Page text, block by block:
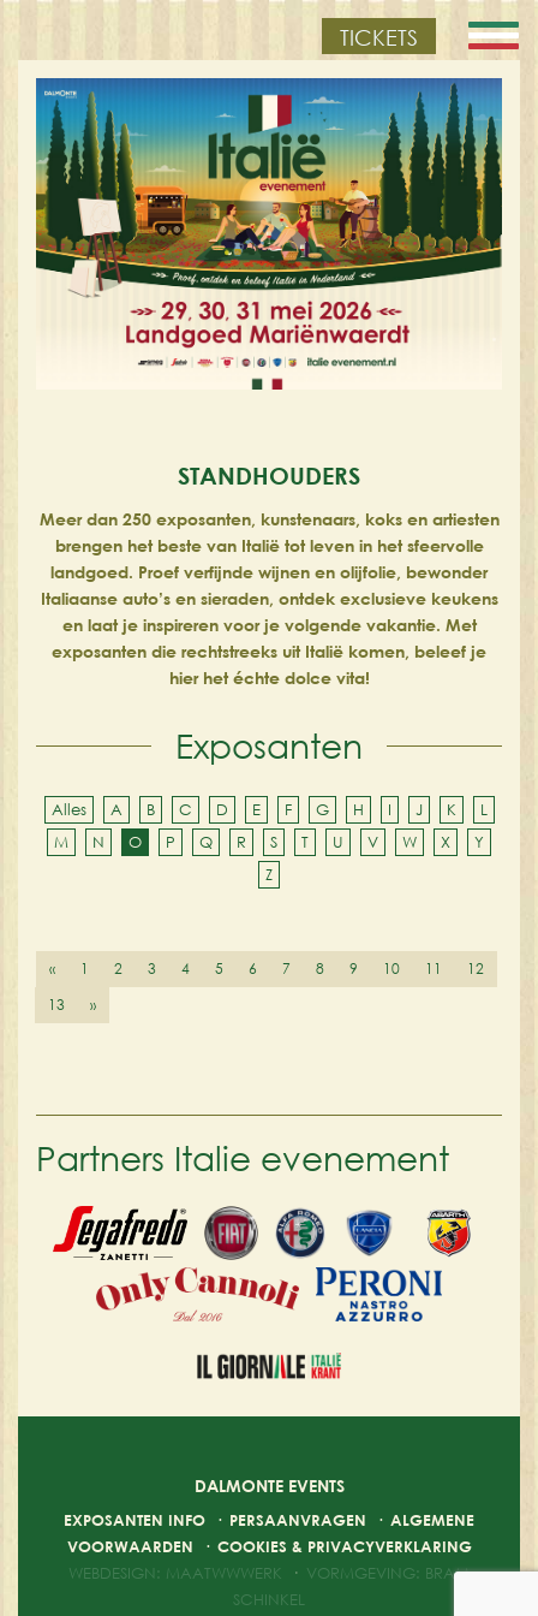
TICKETS
STANDHOUDERS
Meer dan 250 exposanten, kunstenaars, koks en artiesten
brengen het beste van Italië tot leven in het sfeervolle
landgoed. Proef verfijnde wijnen en olijfolie, bewonder
Italiaanse auto’s en sieraden, ontdek exclusieve keukens
en laat je inspireren voor je volgende vakantie. Met
exposanten die rechtstreeks uit Italië komen, beleef je
hier het échte dolce vita!
Exposanten
Alles A B C D E F G H I J K
L
M
N O P Q R S T U V W X
Y
Z
« 1 2 3 4 5 6 7 8 9 10 11
12
13
»
Partners Italie evenement
DALMONTE EVENTS
EXPOSANTEN INFO · PERSAANVRAGEN · ALGEMENE
VOORWAARDEN · COOKIES & PRIVACYVERKLARING
WEBDESIGN: MAATWWWERK
· VORMGEVING: BRAM
SCHINKEL